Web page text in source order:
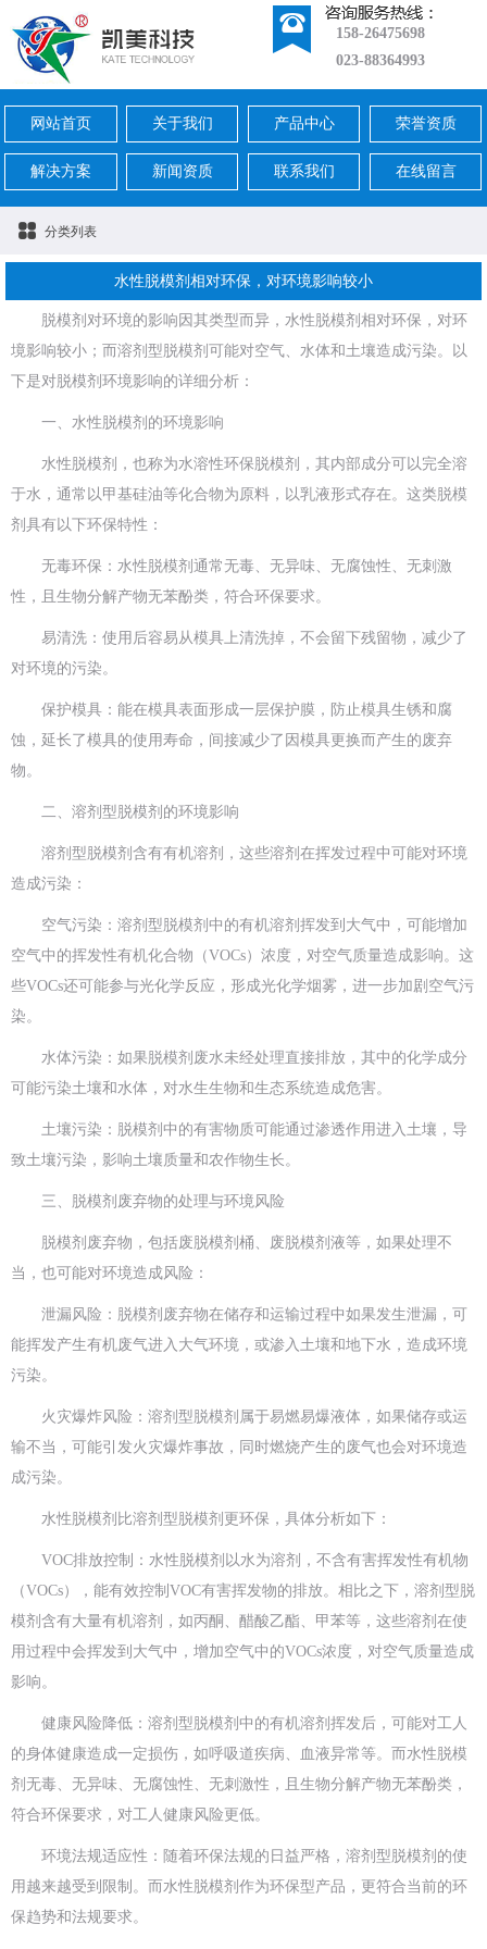
158-26475698
023-88364993
网站首页 关于我们 产品中心 荣誉资质
解决方案 新闻资质 联系我们 在线留言
分类列表
水性脱模剂相对环保，对环境影响较小
脱模剂对环境的影响因其类型而异，水性脱模剂相对环保，对环
境影响较小；而溶剂型脱模剂可能对空气、水体和土壤造成污染。以
下是对脱模剂环境影响的详细分析：
一、水性脱模剂的环境影响
水性脱模剂，也称为水溶性环保脱模剂，其内部成分可以完全溶
于水，通常以甲基硅油等化合物为原料，以乳液形式存在。这类脱模
剂具有以下环保特性：
无毒环保：水性脱模剂通常无毒、无异味、无腐蚀性、无刺激
性，且生物分解产物无苯酚类，符合环保要求。
易清洗：使用后容易从模具上清洗掉，不会留下残留物，减少了
对环境的污染。
保护模具：能在模具表面形成一层保护膜，防止模具生锈和腐
蚀，延长了模具的使用寿命，间接减少了因模具更换而产生的废弃
物。
二、溶剂型脱模剂的环境影响
溶剂型脱模剂含有有机溶剂，这些溶剂在挥发过程中可能对环境
造成污染：
空气污染：溶剂型脱模剂中的有机溶剂挥发到大气中，可能增加
空气中的挥发性有机化合物（VOCs）浓度，对空气质量造成影响。这
些VOCs还可能参与光化学反应，形成光化学烟雾，进一步加剧空气污
染。
水体污染：如果脱模剂废水未经处理直接排放，其中的化学成分
可能污染土壤和水体，对水生生物和生态系统造成危害。
土壤污染：脱模剂中的有害物质可能通过渗透作用进入土壤，导
致土壤污染，影响土壤质量和农作物生长。
三、脱模剂废弃物的处理与环境风险
脱模剂废弃物，包括废脱模剂桶、废脱模剂液等，如果处理不
当，也可能对环境造成风险：
泄漏风险：脱模剂废弃物在储存和运输过程中如果发生泄漏，可
能挥发产生有机废气进入大气环境，或渗入土壤和地下水，造成环境
污染。
火灾爆炸风险：溶剂型脱模剂属于易燃易爆液体，如果储存或运
输不当，可能引发火灾爆炸事故，同时燃烧产生的废气也会对环境造
成污染。
水性脱模剂比溶剂型脱模剂更环保，具体分析如下：
VOC排放控制：水性脱模剂以水为溶剂，不含有害挥发性有机物
（VOCs），能有效控制VOC有害挥发物的排放。相比之下，溶剂型脱
模剂含有大量有机溶剂，如丙酮、醋酸乙酯、甲苯等，这些溶剂在使
用过程中会挥发到大气中，增加空气中的VOCs浓度，对空气质量造成
影响。
健康风险降低：溶剂型脱模剂中的有机溶剂挥发后，可能对工人
的身体健康造成一定损伤，如呼吸道疾病、血液异常等。而水性脱模
剂无毒、无异味、无腐蚀性、无刺激性，且生物分解产物无苯酚类，
符合环保要求，对工人健康风险更低。
环境法规适应性：随着环保法规的日益严格，溶剂型脱模剂的使
用越来越受到限制。而水性脱模剂作为环保型产品，更符合当前的环
保趋势和法规要求。